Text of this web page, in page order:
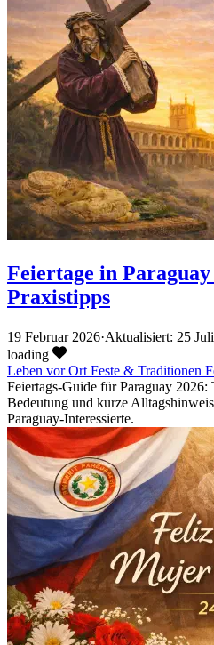
Feiertage in
Praxistipps
19 Februar 2026·Aktualisiert: 25
loading
Leben vor Ort Feste & Traditionen
Feiertags-Guide für Paraguay 2026:
Bedeutung und kurze
Paraguay-Interessierte.